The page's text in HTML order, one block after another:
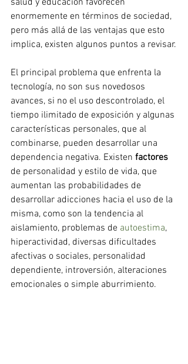
salud y educación favorecen
enormemente en términos de sociedad,
pero más allá de las ventajas que esto
implica, existen algunos puntos a revisar.
El principal problema que enfrenta la
tecnología, no son sus novedosos
avances, si no el uso descontrolado, el
tiempo ilimitado de exposición y algunas
características personales, que al
combinarse, pueden desarrollar una
dependencia negativa. Existen factores
de personalidad y estilo de vida, que
aumentan las probabilidades de
desarrollar adicciones hacia el uso de la
misma, como son la tendencia al
aislamiento, problemas de autoestima,
hiperactividad, diversas dificultades
afectivas o sociales, personalidad
dependiente, introversión, alteraciones
emocionales o simple aburrimiento.